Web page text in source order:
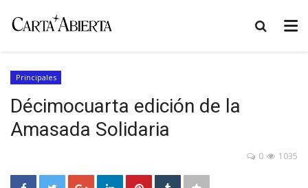
Principales
Décimocuarta edición de la
Amasada Solidaria
1035
0